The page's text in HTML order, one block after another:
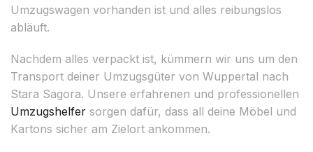
Umzugswagen vorhanden ist und alles reibungslos
abläuft.
Nachdem alles verpackt ist, kümmern wir uns um den
Transport deiner Umzugsgüter von Wuppertal nach
Stara Sagora. Unsere erfahrenen und professionellen
Umzugshelfer sorgen dafür, dass all deine Möbel und
Kartons sicher am Zielort ankommen.